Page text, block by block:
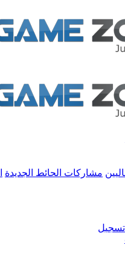
مشاركات الحائط الجديدة
تسجيل